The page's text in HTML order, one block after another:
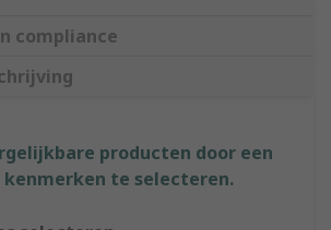
compliance
producten door een
te selecteren.